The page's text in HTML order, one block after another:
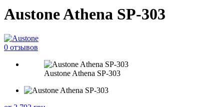
Austone Athena SP-303
0 отзывов
Austone Athena SP-303